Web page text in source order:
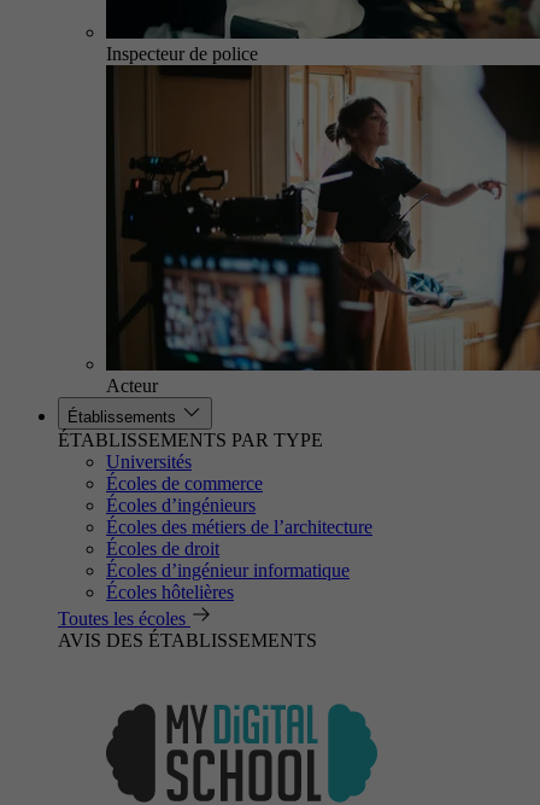
Inspecteur de police
Acteur
Établissements
ÉTABLISSEMENTS PAR TYPE
Universités
Écoles de commerce
Écoles d’ingénieurs
Écoles des métiers de l’architecture
Écoles de droit
Écoles d’ingénieur informatique
Écoles hôtelières
Toutes les écoles
AVIS DES ÉTABLISSEMENTS